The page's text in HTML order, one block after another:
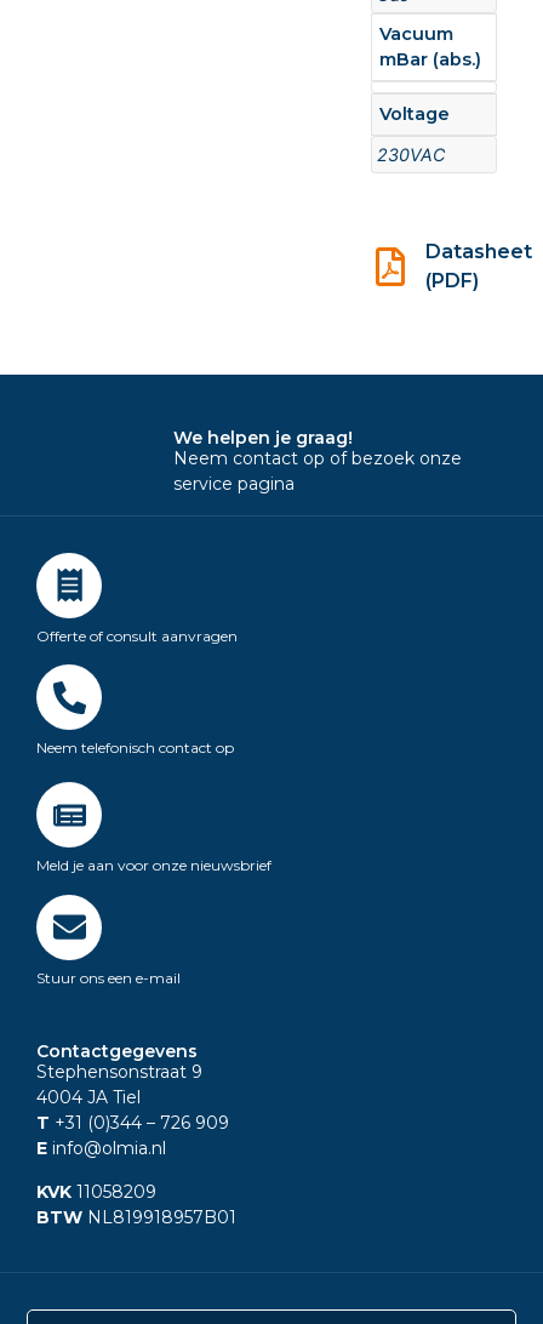
Vacuum
mBar (abs.)
Voltage
230VAC
Datasheet
(PDF)
We helpen je graag!
Neem contact op of bezoek onze
service pagina
Offerte of consult aanvragen
Neem telefonisch contact op
Meld je aan voor onze nieuwsbrief
Stuur ons een e-mail
Contactgegevens
Stephensonstraat 9
4004 JA Tiel
T +31 (0)344 – 726 909
E info@olmia.nl
KVK 11058209
BTW NL819918957B01